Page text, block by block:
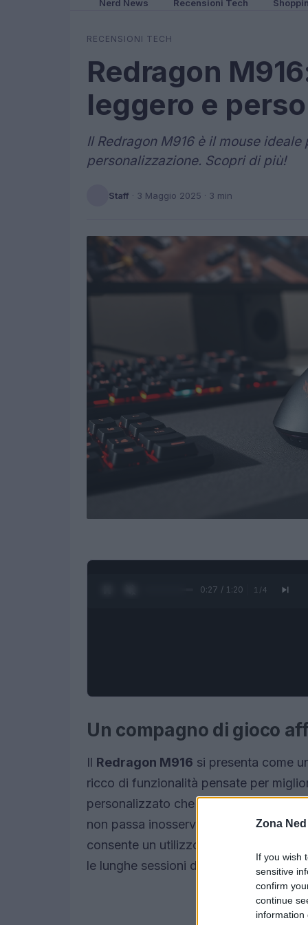
Zona Ned
If you wish
sensitive
confirm
continue
information
Nerd News Recensioni Tech
RECENSIONI TECH
Redragon
leggero e
Il Redragon M916 è il mouse
personalizzazione. Scopri di più!
Staff · 3 Maggio 2025 · 3 min
0:28 / 1:20 1 /4
Un compagno di gioco
Il Redragon M916 si presenta come
ricco di funzionalità pensate per
personalizzato che si distingue per
non passa inosservato. L’adozione di
consente un utilizzo prolungato senza
le lunghe sessioni di gioco o per chi